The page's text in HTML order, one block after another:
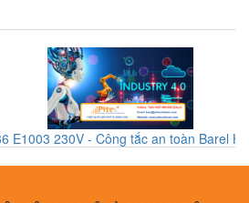
- Công tắc an toàn Barel HFXE 236